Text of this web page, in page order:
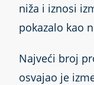
niža i iznosi
pokazalo kao
Najveći broj
osvajao je